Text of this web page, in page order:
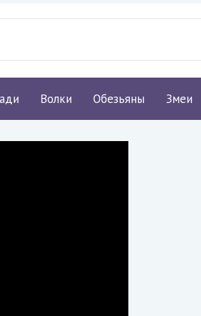
Волки Обезьяны Змеи